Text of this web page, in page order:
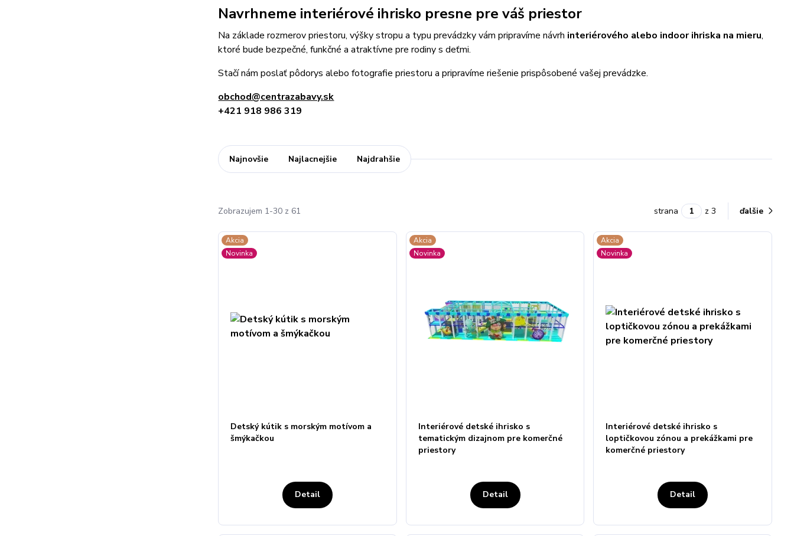
Navrhneme interiérové ihrisko presne pre váš priestor
Na základe rozmerov priestoru, výšky stropu a typu prevádzky vám pripravíme návrh interiérového alebo indoor ihriska na mieru,
ktoré bude bezpečné, funkčné a atraktívne pre rodiny s deťmi.
Stačí nám poslať pôdorys alebo fotografie priestoru a pripravíme riešenie prispôsobené vašej prevádzke.
obchod@centrazabavy.sk
+421 918 986 319
Najnovšie Najlacnejšie Najdrahšie
Zobrazujem 1-30 z 61 strana z 3 ďalšie
Akcia
Novinka
Detský kútik s morským motívom a
šmýkačkou
Detail
Akcia
Novinka
Interiérové detské ihrisko s
tematickým dizajnom pre komerčné
priestory
Detail
Akcia
Novinka
Interiérové detské ihrisko s
loptičkovou zónou a prekážkami pre
komerčné priestory
Detail